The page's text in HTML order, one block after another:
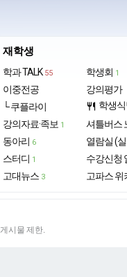
재학생
학과 TALK 55
이중전공
└ 쿠플라이
강의자료·족보 1
동아리 6
스터디 1
고대뉴스 3
학생회 1
강의평가
restaurant 학생
셔틀버스
열람실 (
수강신청
고파스 위
시물 제한.